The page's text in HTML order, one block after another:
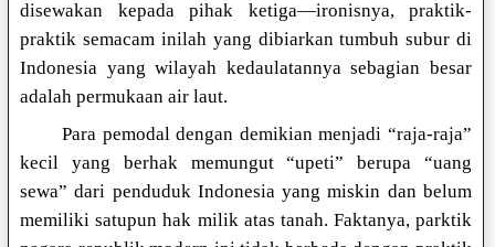
disewakan kepada pihak ketiga—ironisnya, praktik-
praktik semacam inilah yang dibiarkan tumbuh subur di
Indonesia yang wilayah kedaulatannya sebagian besar
adalah permukaan air laut.
Para pemodal dengan demikian menjadi “raja-raja”
kecil yang berhak memungut “upeti” berupa “uang
sewa” dari penduduk Indonesia yang miskin dan belum
memiliki satupun hak milik atas tanah. Faktanya, parktik